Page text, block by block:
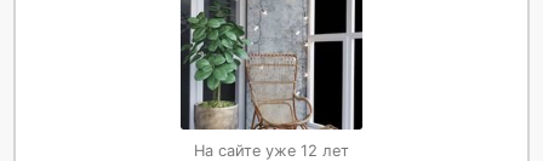
На сайте уже 12 лет